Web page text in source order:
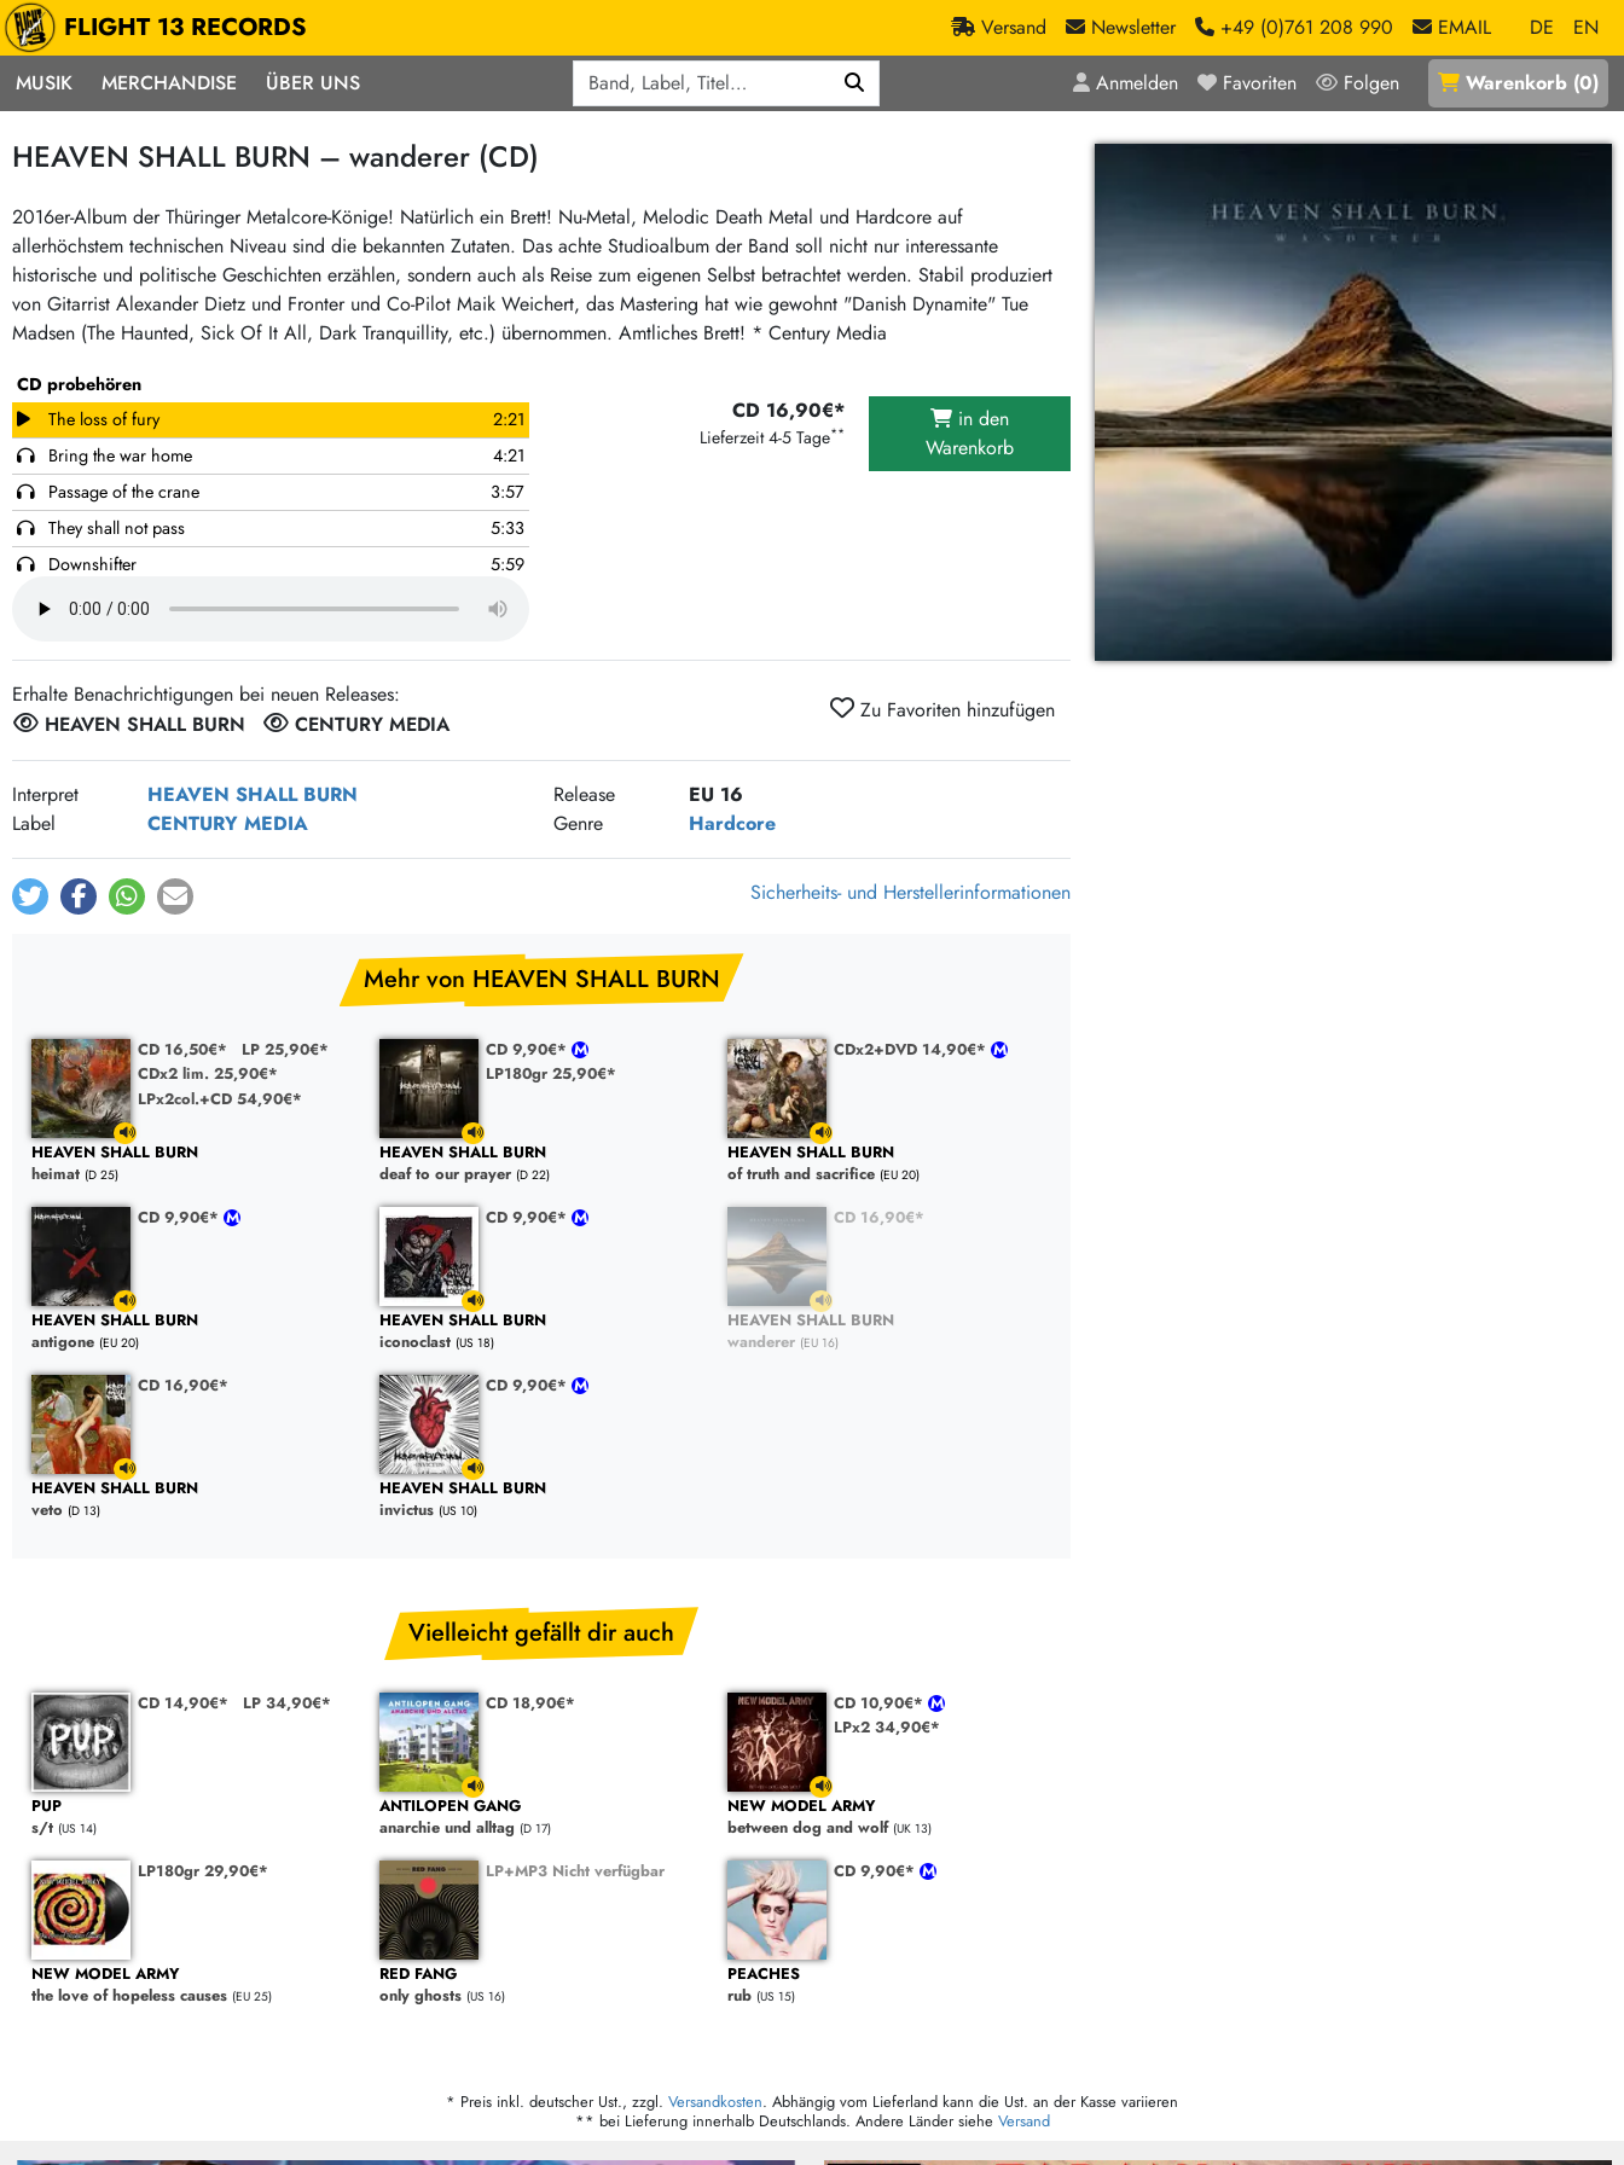
FLIGHT 13 RECORDS Versand Newsletter +49 (0)761 208 990 EMAIL DE
EN
MUSIK
Musik
Alle Neuheiten
Pre-Order
Highlights
Exklusiv & Limitiert
Neu auf Lager
Midprice
Mehr…
deutschsprachig
Soundtracks
LP Hüllen, Zubehör
Punk / HC
Hardcore
Emo
Postpunk / New Wave
Punkrock
60s / Garage
60s / Garage / R´n´R
Gitarre
Indierock / Psychedelic
Vintage-Rock / Metal
Post-Rock / Folk
Electronic
Neoklassik
Abstract / Ambient
Electronic Goods
Reggae/Ska
Soul / Exotica / Jazz
Hiphop
Reggae / Dub
Crazysane Günstiger
Fuzzorama günstiger
Tapete Records günstiger
Sunny Sunny Bastards Summer 26
Universal Vinyl Günstig
International Anthem Sommer 2026
Epitaph Vinyl Günstiger
Unter Schafen-Vinyl günstig
MERCHANDISE ÜBER UNS Anmelden Favoriten Folgen Warenkorb (0)
HEAVEN SHALL BURN – wanderer (CD)
2016er-Album der Thüringer Metalcore-Könige! Natürlich ein Brett! Nu-Metal, Melodic Death Metal und Hardcore auf
allerhöchstem technischen Niveau sind die bekannten Zutaten. Das achte Studioalbum der Band soll nicht nur interessante
historische und politische Geschichten erzählen, sondern auch als Reise zum eigenen Selbst betrachtet werden. Stabil produziert
von Gitarrist Alexander Dietz und Fronter und Co-Pilot Maik Weichert, das Mastering hat wie gewohnt "Danish Dynamite" Tue
Madsen (The Haunted, Sick Of It All, Dark Tranquillity, etc.) übernommen. Amtliches Brett! * Century Media
CD probehören
The loss of fury
2:21
Bring the war home
4:21
Passage of the crane
3:57
They shall not pass
5:33
Downshifter
5:59
Prey to God
3:08
Corium
A river of crimson
The cry of mankind
CD 16,90€*
Lieferzeit 4-5 Tage**
in den
Warenkorb
Erhalte Benachrichtigungen bei neuen Releases:
HEAVEN SHALL BURN
CENTURY MEDIA
Zu Favoriten hinzufügen
Interpret HEAVEN SHALL BURN Release
EU 16
Label
CENTURY MEDIA Genre Hardcore
Sicherheits- und Herstellerinformationen
Mehr von HEAVEN SHALL BURN
CD 16,50€*
LP 25,90€*
CDx2 lim. 25,90€*
LPx2col.+CD 54,90€*
HEAVEN SHALL BURN
heimat (D 25)
CD 9,90€*
LP180gr 25,90€*
HEAVEN SHALL BURN
deaf to our prayer (D 22)
CDx2+DVD 14,90€*
HEAVEN SHALL BURN
of truth and sacrifice (EU 20)
CD 9,90€*
HEAVEN SHALL BURN
antigone (EU 20)
CD 9,90€*
HEAVEN SHALL BURN
iconoclast (US 18)
CD 16,90€*
HEAVEN SHALL BURN
wanderer (EU 16)
CD 16,90€*
HEAVEN SHALL BURN
veto (D 13)
CD 9,90€*
HEAVEN SHALL BURN
invictus (US 10)
Vielleicht gefällt dir auch
CD 14,90€* LP 34,90€*
PUP
s/t (US 14)
CD 18,90€*
ANTILOPEN GANG
anarchie und alltag (D 17)
CD 10,90€*
LPx2 34,90€*
NEW MODEL ARMY
between dog and wolf (UK 13)
LP180gr 29,90€*
NEW MODEL ARMY
the love of hopeless causes (EU 25)
LP+MP3 Nicht verfügbar
RED FANG
only ghosts (US 16)
CD 9,90€*
PEACHES
rub (US 15)
* Preis inkl. deutscher Ust., zzgl. Versandkosten. Abhängig vom Lieferland kann die Ust. an der Kasse variieren
** bei Lieferung innerhalb Deutschlands. Andere Länder siehe Versand